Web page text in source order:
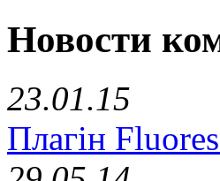
Новости
23.01.15
Плагін